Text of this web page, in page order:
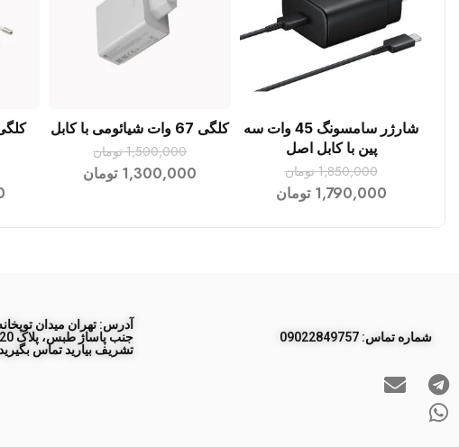
افزودن به سبد خریدشارژر سامسونگ 45 وات سه
پین با کابل اصل
1,850,000 تومان
1,790,000 تومان
افزودن به سبد خرید کلگی 67 وات شیائومی با کابل
1,500,000 تومان
1,300,000 تومان
ﺷﻤﺎره ﺗﻤﺎس: 09022849757
آدرس: تهران میدان
تشریف بیارید تماس